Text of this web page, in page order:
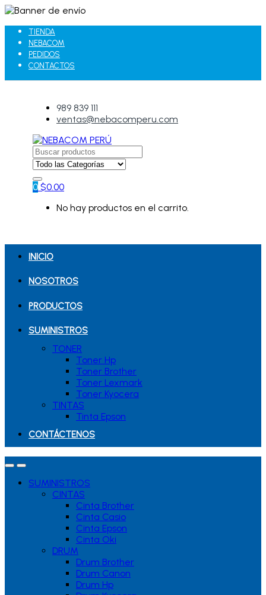
TIENDA
NEBACOM
PEDIDOS
CONTACTOS
989 839 111
ventas@nebacomperu.com
Search
for:
0 $0.00
No hay productos en el carrito.
INICIO
NOSOTROS
PRODUCTOS
SUMINISTROS
TONER
Toner Hp
Toner Brother
Toner Lexmark
Toner Kyocera
TINTAS
Tinta Epson
CONTÁCTENOS
SUMINISTROS
CINTAS
Cinta Brother
Cinta Casio
Cinta Epson
Cinta Oki
DRUM
Drum Brother
Drum Canon
Drum Hp